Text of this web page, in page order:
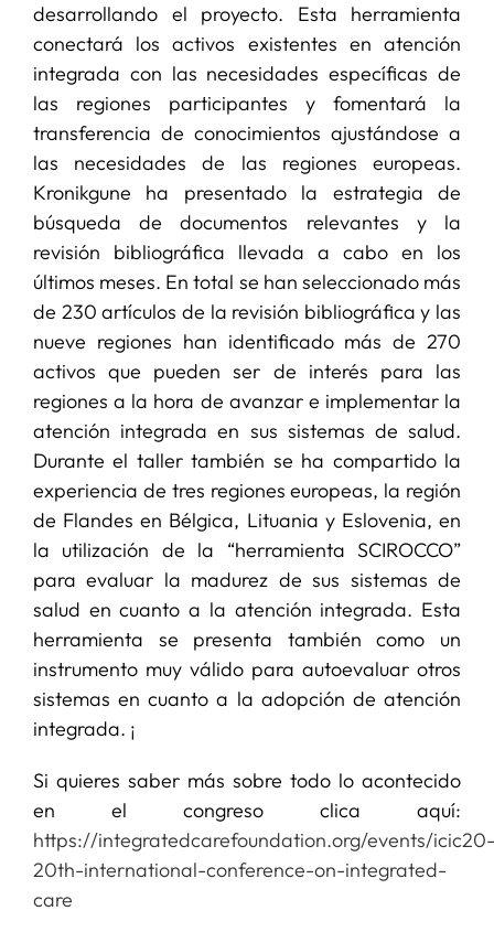
desarrollando el proyecto. Esta herramienta
conectará los activos existentes en atención
integrada con las necesidades específicas de
las regiones participantes y fomentará la
transferencia de conocimientos ajustándose a
las necesidades de las regiones europeas.
Kronikgune ha presentado la estrategia de
búsqueda de documentos relevantes y la
revisión bibliográfica llevada a cabo en los
últimos meses. En total se han seleccionado más
de 230 artículos de la revisión bibliográfica y las
nueve regiones han identificado más de 270
activos que pueden ser de interés para las
regiones a la hora de avanzar e implementar la
atención integrada en sus sistemas de salud.
Durante el taller también se ha compartido la
experiencia de tres regiones europeas, la región
de Flandes en Bélgica, Lituania y Eslovenia, en
la utilización de la “herramienta SCIROCCO”
para evaluar la madurez de sus sistemas de
salud en cuanto a la atención integrada. Esta
herramienta se presenta también como un
instrumento muy válido para autoevaluar otros
sistemas en cuanto a la adopción de atención
integrada. ¡
Si quieres saber más sobre todo lo acontecido
en el congreso clica aquí:
https://integratedcarefoundation.org/events/icic20-
20th-international-conference-on-integrated-
care